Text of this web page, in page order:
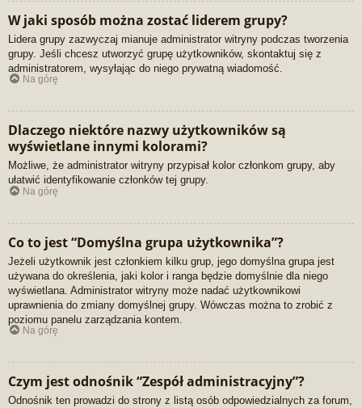
W jaki sposób można zostać liderem grupy?
Lidera grupy zazwyczaj mianuje administrator witryny podczas tworzenia
grupy. Jeśli chcesz utworzyć grupę użytkowników, skontaktuj się z
administratorem, wysyłając do niego prywatną wiadomość.
Na górę
Dlaczego niektóre nazwy użytkowników są
wyświetlane innymi kolorami?
Możliwe, że administrator witryny przypisał kolor członkom grupy, aby
ułatwić identyfikowanie członków tej grupy.
Na górę
Co to jest “Domyślna grupa użytkownika”?
Jeżeli użytkownik jest członkiem kilku grup, jego domyślna grupa jest
używana do określenia, jaki kolor i ranga będzie domyślnie dla niego
wyświetlana. Administrator witryny może nadać użytkownikowi
uprawnienia do zmiany domyślnej grupy. Wówczas można to zrobić z
poziomu panelu zarządzania kontem.
Na górę
Czym jest odnośnik “Zespół administracyjny”?
Odnośnik ten prowadzi do strony z listą osób odpowiedzialnych za forum,